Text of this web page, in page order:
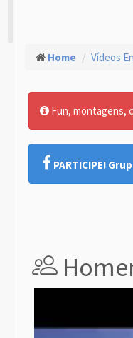
Home Vídeos
Fun, montagens,
PARTICIPE!